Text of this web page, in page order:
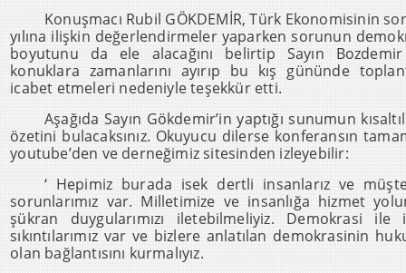
Konuşmacı Rubil GÖKDEMİR, Türk Ekonomisinin
yılına ilişkin değerlendirmeler yaparken sorunun
boyutunu da ele alacağını belirtip Sayın
konuklara zamanlarını ayırıp bu kış gününde
icabet etmeleri nedeniyle teşekkür etti.
Aşağıda Sayın Gökdemir’in yaptığı sunumun
özetini bulacaksınız. Okuyucu dilerse konferansın
youtube’den ve derneğimiz sitesinden izleyebilir:
‘ Hepimiz burada isek dertli insanlarız ve
sorunlarımız var. Milletimize ve insanlığa hizmet
şükran duygularımızı iletebilmeliyiz. Demokrasi ile
sıkıntılarımız var ve bizlere anlatılan demokrasinin
olan bağlantısını kurmalıyız.